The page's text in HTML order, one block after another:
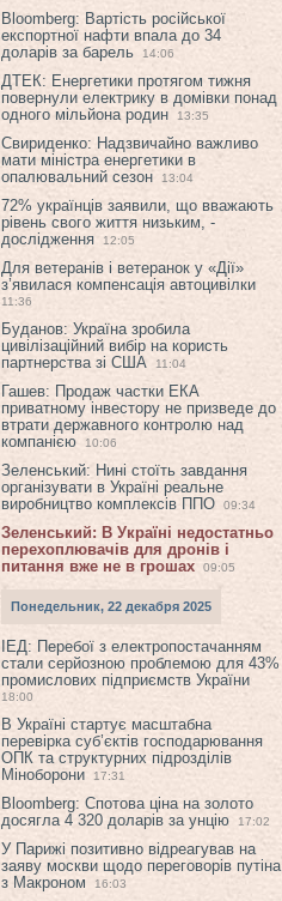
Bloomberg: Вартість російської
експортної нафти впала до 34
доларів за барель
14:06
ДТЕК: Енергетики протягом тижня
повернули електрику в домівки понад
одного мільйона родин
13:35
Свириденко: Надзвичайно важливо
мати міністра енергетики в
опалювальний сезон
13:04
72% українців заявили, що вважають
рівень свого життя низьким, -
дослідження
12:05
Для ветеранів і ветеранок у «Дії»
з’явилася компенсація автоцивілки
11:36
Буданов: Україна зробила
цивілізаційний вибір на користь
партнерства зі США
11:04
Гашев: Продаж частки ЕКА
приватному інвестору не призведе до
втрати державного контролю над
компанією
10:06
Зеленський: Нині стоїть завдання
організувати в Україні реальне
виробництво комплексів ППО
09:34
Зеленський: В Україні недостатньо
перехоплювачів для дронів і
питання вже не в грошах
09:05
Понедельник, 22 декабря 2025
ІЕД: Перебої з електропостачанням
стали серйозною проблемою для 43%
промислових підприємств України
18:00
В Україні стартує масштабна
перевірка суб’єктів господарювання
ОПК та структурних підрозділів
Міноборони
17:31
Bloomberg: Спотова ціна на золото
досягла 4 320 доларів за унцію
17:02
У Парижі позитивно відреагував на
заяву москви щодо переговорів путіна
з Макроном
16:03